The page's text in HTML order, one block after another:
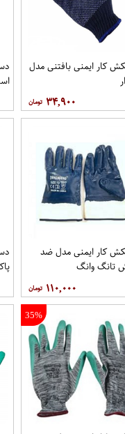
کار ایمنی بافتنی مدل
۳۴,۹۰۰
کار ایمنی مدل ضد
تانگ وانگ
۱۱۰,۰۰۰
35%